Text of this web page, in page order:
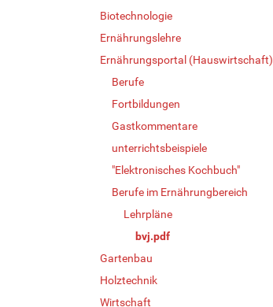
Biotechnologie
Ernährungslehre
Ernährungsportal (Hauswirtschaft)
Berufe
Fortbildungen
Gastkommentare
unterrichtsbeispiele
"Elektronisches Kochbuch"
Berufe im Ernährungbereich
Lehrpläne
bvj.pdf
Gartenbau
Holztechnik
Wirtschaft